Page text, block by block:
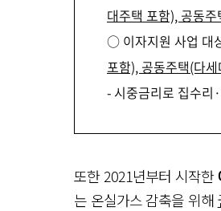
대주택 포함), 공동
○ 이자지원 사업 대
포함), 공동주택(다
- 시중금리로 집수리
또한 2021년부터 시작한
는 온실가스 감축을 위해